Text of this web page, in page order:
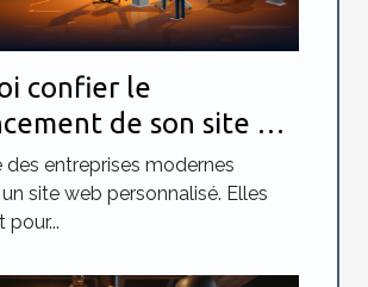
confier le
de son site à
spécialisée ?
des entreprises modernes
site web personnalisé. Elles
pour...